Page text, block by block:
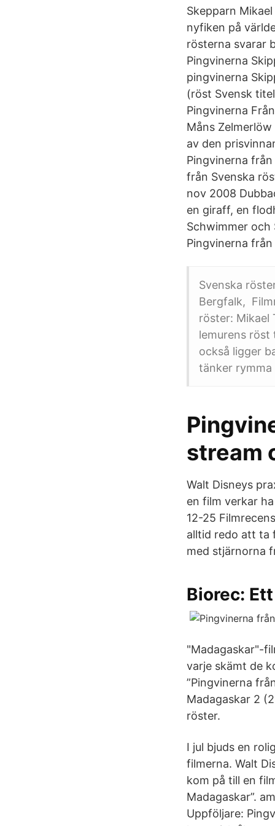
Skepparn
nyfiken på
rösterna svarar
Pingvinerna
pingvinerna
(röst Svensk
Pingvinerna
Måns
av den
Pingvinerna
från Svenska
nov 2008
en giraff, en
Schwimmer och
Pingvinerna
Svenska
Bergfalk,
röster: Mikael
lemurens röst
också ligger
tänker
stream
Walt Disneys
en film verkar
12-25
alltid redo att ta
med stjärnorna
Biorec:
"Madagaskar"-
varje skämt de
”Pingvinerna
Madagaskar 2
röster.
I jul bjuds en
filmerna. Walt
kom på till en
Madagaskar”.
Uppföljare: